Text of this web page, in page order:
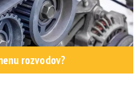
rozvodov?